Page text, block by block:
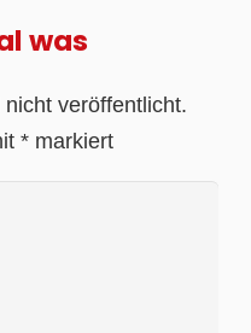
was
veröffentlicht.
* markiert